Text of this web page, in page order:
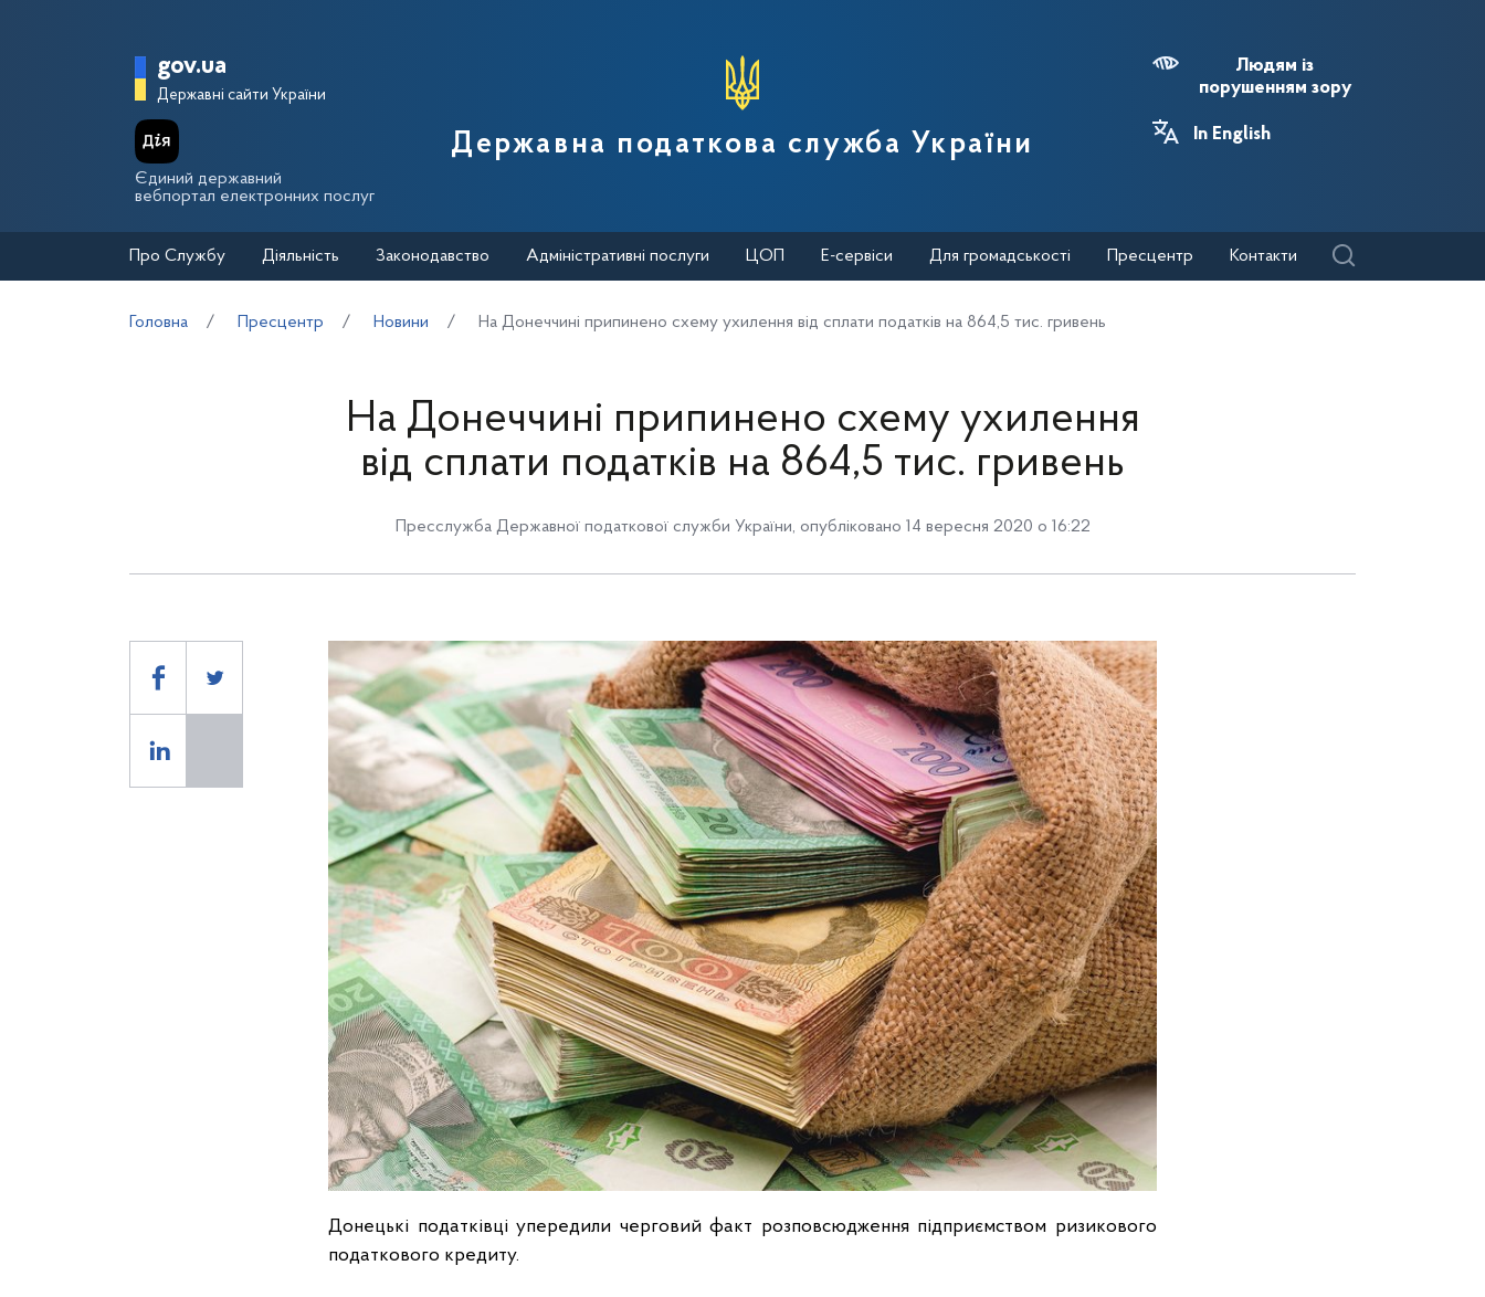
Головна сторінка Державної податкової служби України
gov.ua
Державні сайти України
Єдиний державний
вебпортал електронних послуг
Державна податкова служба України
Людям із
порушенням зору
In English
Про Службу Діяльність Законодавство Адміністративні послуги ЦОП Е-сервіси Для громадськості Пресцентр Контакти
Головна Пресцентр Новини На Донеччині припинено схему ухилення від сплати податків на 864,5 тис. гривень
На Донеччині припинено схему ухилення
від сплати податків на 864,5 тис. гривень
Пресслужба Державної податкової служби України, опубліковано 14 вересня 2020 о 16:22
Донецькі податківці упередили черговий факт розповсюдження підприємством ризикового
податкового кредиту.